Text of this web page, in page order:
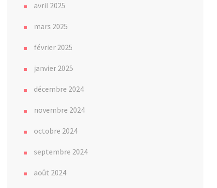
avril 2025
mars 2025
février 2025
janvier 2025
décembre 2024
novembre 2024
octobre 2024
septembre 2024
août 2024